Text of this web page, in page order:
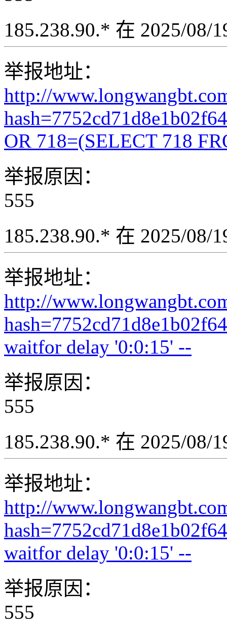
185.238.90.* 在 2025/08/
举报地址：
http://
OR 718=(SELECT 718
举报原因：
555
185.238.90.* 在 2025/08/
举报地址：
http://
waitfor delay '0:0:15' --
举报原因：
555
185.238.90.* 在 2025/08/
举报地址：
http://
waitfor delay '0:0:15' --
举报原因：
555